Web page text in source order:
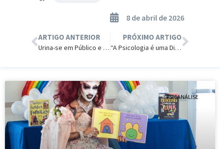
8 de abril de 2026
ARTIGO ANTERIOR
Urina-se em Público e Posta nas Redes
PRÓXIMO ARTIGO
“A Psicologia é uma Disciplina Falsa”
PSICANÁLISE